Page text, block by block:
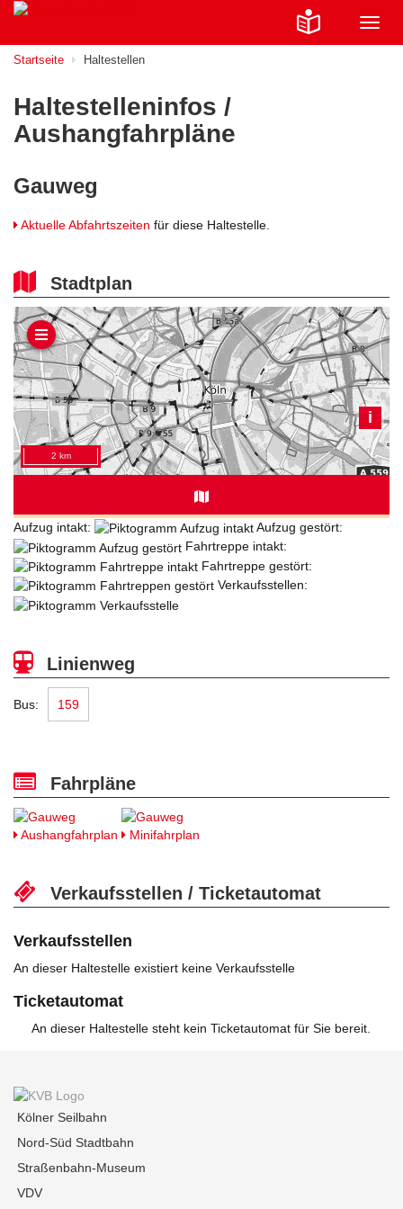
ein-/
Startseite Haltestellen
Haltestelleninfos /
Aushangfahrpläne
Gauweg
Aktuelle Abfahrtszeiten für diese Haltestelle.
Stadtplan
Aufzug intakt:
Aufzug gestört:
Fahrtreppe intakt:
Fahrtreppe gestört:
Verkaufsstellen:
Linienweg
Bus: 159
Fahrpläne
Aushangfahrplan Minifahrplan
Verkaufsstellen / Ticketautomat
Verkaufsstellen
An dieser Haltestelle existiert keine Verkaufsstelle
Ticketautomat
An dieser Haltestelle steht kein Ticketautomat für Sie bereit.
Kölner Seilbahn
Nord-Süd Stadtbahn
Straßenbahn-Museum
VDV